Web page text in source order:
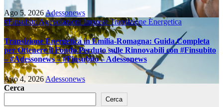
Ago 5, 2026Adessonews
#Finsubito Agevolazioni ImpreseTransizione Energetica
Transizione Energetica in Emilia-Romagna: Guida Completa
per Ottenere il Fondo Perduto sulle Rinnovabili con #Finsubito
– #Adessonews – #Finsubito – Adessonews
Ago 4, 2026 Adessonews
Cerca
Cerca